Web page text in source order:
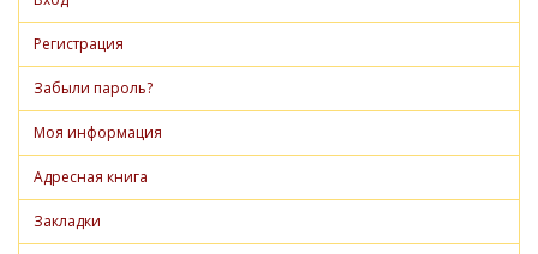
Регистрация
Забыли пароль?
Моя информация
Адресная книга
Закладки